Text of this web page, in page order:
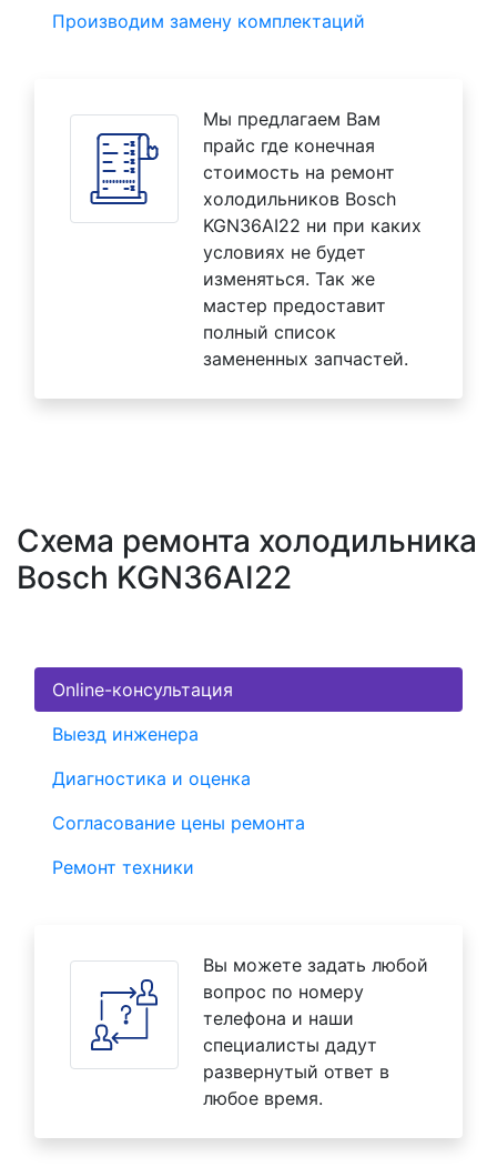
Производим замену комплектаций
Мы предлагаем Вам
прайс где конечная
стоимость на ремонт
холодильников Bosch
KGN36AI22 ни при каких
условиях не будет
изменяться. Так же
мастер предоставит
полный список
замененных запчастей.
Схема ремонта холодильника
Bosch KGN36AI22
Online-консультация
Выезд инженера
Диагностика и оценка
Согласование цены ремонта
Ремонт техники
Вы можете задать любой
вопрос по номеру
телефона и наши
специалисты дадут
развернутый ответ в
любое время.